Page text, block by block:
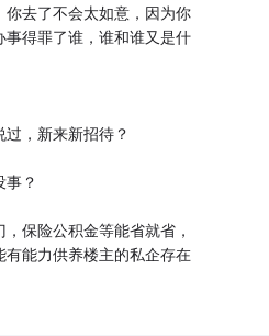
你去了不会太如意，因为你
事得罪了谁，谁和谁又是什
，新来新招待？
事？
保险公积金等能省就省，
有能力供养楼主的私企存在